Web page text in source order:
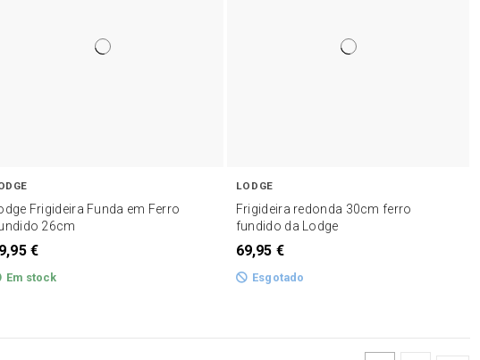
Frigideira Funda em Ferro
26cm
€
Em stock
LODGE
Frigideira redonda 30cm ferro
fundido da Lodge
69,95 €
Esgotado